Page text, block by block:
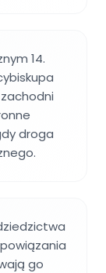
14.
droga
go